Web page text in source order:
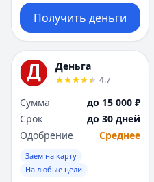
Получить деньги
Деньга
4.7
Сумма
до 15 000 ₽
Срок
до 30 дней
Одобрение
Среднее
Заем на карту
На любые цели